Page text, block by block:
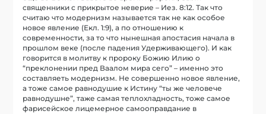
священники с прикрытое неверие – Иез. 8:12. Так что
считаю что модернизм называется так не как особое
новое явление (Екл. 1:9), а по отношению к
современности, за то что нынешная апостасия начала в
прошлом веке (после падения Удерживающего). И как
говорится в молитву к пророку Божию Илию о
“преклонении пред Ваалом мира сего” – именно это
составляеть модернизм. Не совершенно новое явление,
а тоже самое равнодушие к Истину “ты же человече
равнодушне”, таже самая теплохладность, тоже самое
фарисейское лицемерное самооправдание в